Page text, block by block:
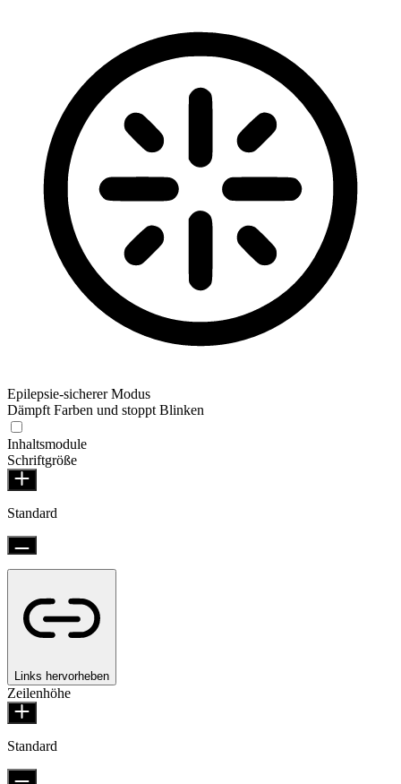
Epilepsie-sicherer Modus
Dämpft Farben und stoppt Blinken
Inhaltsmodule
Schriftgröße
Standard
Links hervorheben
Zeilenhöhe
Standard